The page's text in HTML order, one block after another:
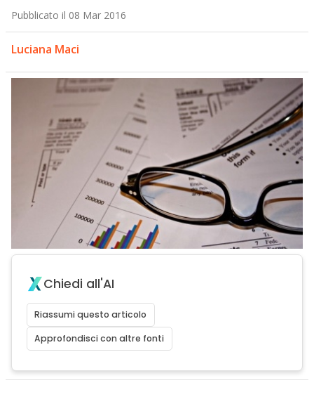
Pubblicato il 08 Mar 2016
Luciana Maci
Chiedi all'AI
Riassumi questo articolo
Approfondisci con altre fonti